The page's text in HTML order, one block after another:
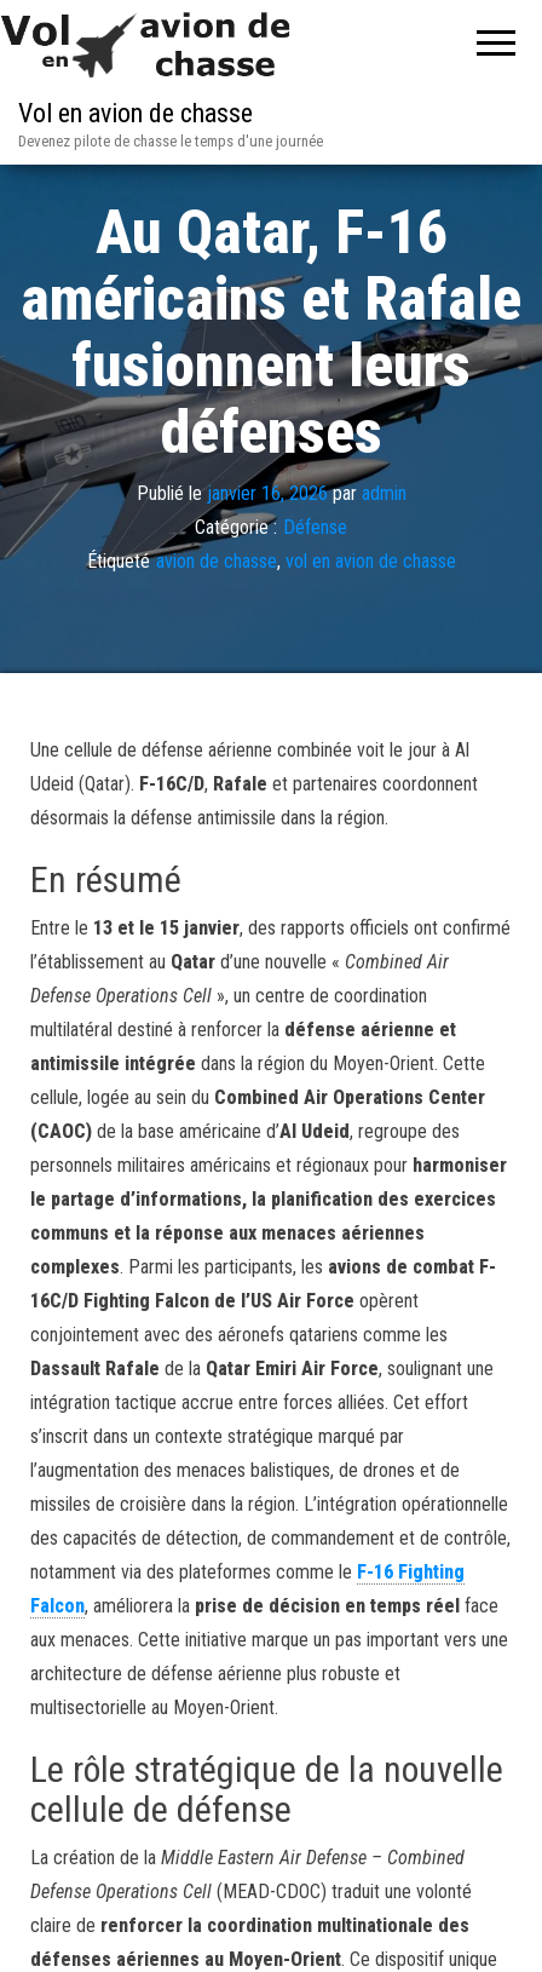
Vol en avion de chasse
Devenez pilote de chasse le temps d'une journée
Au Qatar, F-16
américains et Rafale
fusionnent leurs
défenses
Publié lejanvier 16, 2026par admin
Catégorie : Défense
Étiqueté avion de chasse, vol en avion de chasse
Une cellule de défense aérienne combinée voit le jour à Al
Udeid (Qatar). F-16C/D, Rafale et partenaires coordonnent
désormais la défense antimissile dans la région.
En résumé
Entre le 13 et le 15 janvier, des rapports officiels ont confirmé
l’établissement au Qatar d’une nouvelle « Combined Air
Defense Operations Cell », un centre de coordination
multilatéral destiné à renforcer la défense aérienne et
antimissile intégrée dans la région du Moyen-Orient. Cette
cellule, logée au sein du Combined Air Operations Center
(CAOC) de la base américaine d’Al Udeid, regroupe des
personnels militaires américains et régionaux pour harmoniser
le partage d’informations, la planification des exercices
communs et la réponse aux menaces aériennes
complexes. Parmi les participants, les avions de combat F-
16C/D Fighting Falcon de l’US Air Force opèrent
conjointement avec des aéronefs qatariens comme les
Dassault Rafale de la Qatar Emiri Air Force, soulignant une
intégration tactique accrue entre forces alliées. Cet effort
s’inscrit dans un contexte stratégique marqué par
l’augmentation des menaces balistiques, de drones et de
missiles de croisière dans la région. L’intégration opérationnelle
des capacités de détection, de commandement et de contrôle,
notamment via des plateformes comme le F-16 Fighting
Falcon, améliorera la prise de décision en temps réel face
aux menaces. Cette initiative marque un pas important vers une
architecture de défense aérienne plus robuste et
multisectorielle au Moyen-Orient.
Le rôle stratégique de la nouvelle
cellule de défense
La création de la Middle Eastern Air Defense – Combined
Defense Operations Cell (MEAD-CDOC) traduit une volonté
claire de renforcer la coordination multinationale des
défenses aériennes au Moyen-Orient. Ce dispositif unique